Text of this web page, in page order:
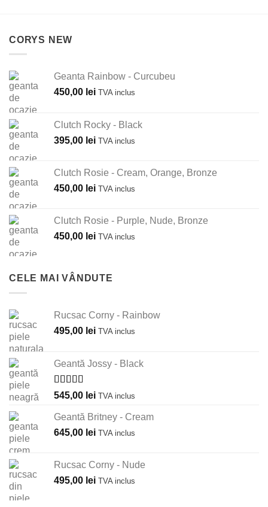
CORYS NEW
Geanta Rainbow - Curcubeu
450,00 lei TVA inclus
Clutch Rocky - Black
395,00 lei TVA inclus
Clutch Rosie - Cream, Orange, Bronze
450,00 lei TVA inclus
Clutch Rosie - Purple, Nude, Bronze
450,00 lei TVA inclus
CELE MAI VÂNDUTE
Rucsac Corny - Rainbow
495,00 lei TVA inclus
Geantă Jossy - Black
Evaluat la
din 5
545,00 lei TVA inclus
Geantă Britney - Cream
645,00 lei TVA inclus
Rucsac Corny - Nude
495,00 lei TVA inclus